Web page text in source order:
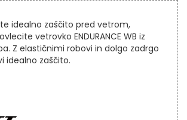
idealno zaščito pred vetrom,
vetrovko ENDURANCE WB iz
Z elastičnimi robovi in dolgo zadrgo
idealno zaščito.